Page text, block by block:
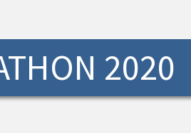
2020